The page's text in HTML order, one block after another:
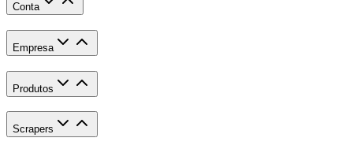
Conta
Empresa
Produtos
Scrapers